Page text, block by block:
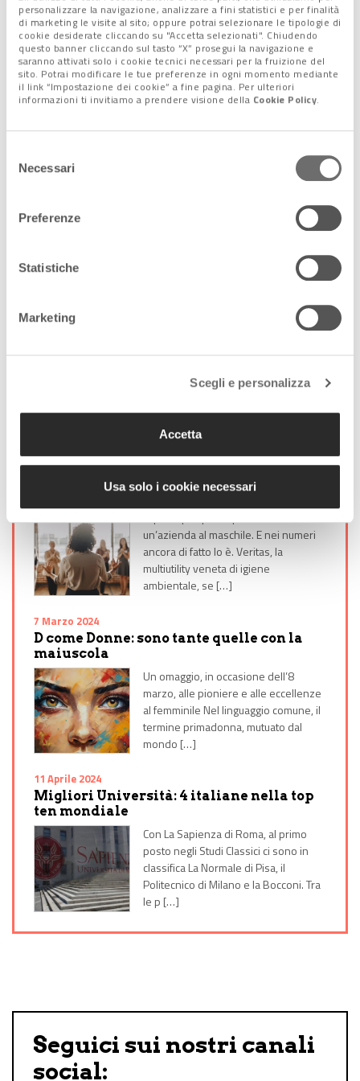
personalizzare la navigazione, analizzare a fini statistici e per finalità
di marketing le visite al sito; oppure potrai selezionare le tipologie di
cookie desiderate cliccando su "Accetta selezionati". Chiudendo
questo banner cliccando sul tasto “X” prosegui la navigazione e
saranno attivati solo i cookie tecnici necessari per la fruizione del
sito. Potrai modificare le tue preferenze in ogni momento mediante
il link “Impostazione dei cookie” a fine pagina. Per ulteriori
informazioni ti invitiamo a prendere visione della Cookie Policy.
delNecessari
Preferenze
Statistiche
Marketing
Scegli e personalizza
Accetta
Usa solo i cookie necessari
Doodle di Google dedicato a Elena Lucrezia Cornaro Piscopia
Condividi l'articolo:
Leggi anche:
8 Marzo 2022
Donne in azienda: in Veritas crescono e
raggiungono ruoli apicali
un’azienda al maschile. E nei numeri
ancora di fatto lo è. Veritas, la
multiutility veneta di igiene
ambientale, se […]
7 Marzo 2024
D come Donne: sono tante quelle con la
maiuscola
Un omaggio, in occasione dell’8
marzo, alle pioniere e alle eccellenze
al femminile Nel linguaggio comune, il
termine primadonna, mutuato dal
mondo […]
11 Aprile 2024
Migliori Università: 4 italiane nella top
ten mondiale
Con La Sapienza di Roma, al primo
posto negli Studi Classici ci sono in
classifica La Normale di Pisa, il
Politecnico di Milano e la Bocconi. Tra
le p […]
Seguici sui nostri canali
social: